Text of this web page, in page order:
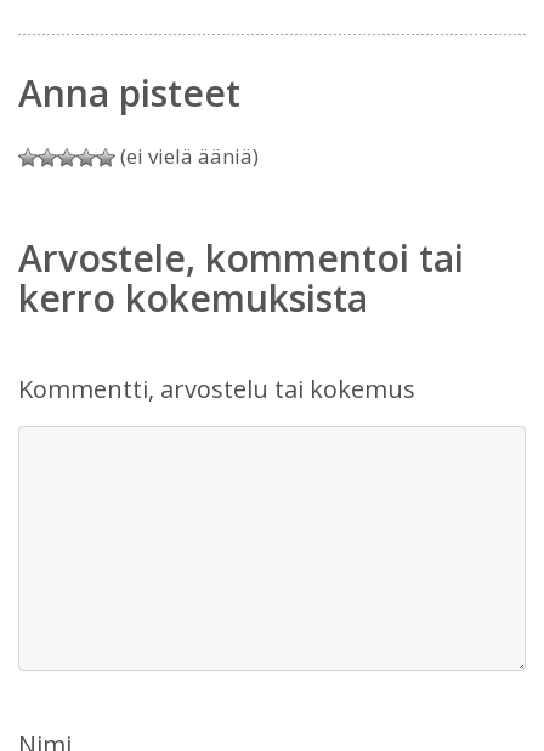
Anna pisteet
(ei vielä ääniä)
Arvostele, kommentoi tai
kerro kokemuksista
Kommentti, arvostelu tai kokemus
Nimi